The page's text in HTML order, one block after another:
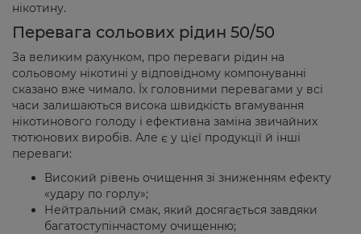
нікотину.
Перевага сольових рідин 50/50
За великим рахунком, про переваги рідин на
сольовому нікотині у відповідному компонуванні
сказано вже чимало. Їх головними перевагами у всі
часи залишаються висока швидкість вгамування
нікотинового голоду і ефективна заміна звичайних
тютюнових виробів. Але є у цієї продукції й інші
переваги:
Високий рівень очищення зі зниженням ефекту
«удару по горлу»;
Нейтральний смак, який досягається завдяки
багатоступінчастому очищенню;